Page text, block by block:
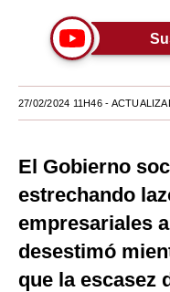
Viajes
Moda
Estilos
Mundo
EEUU
México
España
Internacional
27/02/2024 11H46-
El Gobierno
estrechando
empresariales
desestimó
que la escasez